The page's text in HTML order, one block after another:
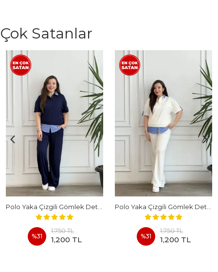
Çok Satanlar
%31
1,750 TL
1,200 TL %31
1,750 TL
1,200 TL